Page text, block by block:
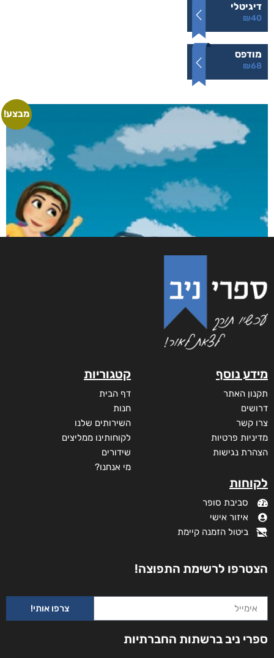
דיגיטלי
₪40
מודפס
₪68
מבצע!
₪35
–
₪ 58
₪68
₪58
₪35
מידע נוסף
תקנון האתר
דרושים
צרו קשר
מדיניות פרטיות
הצהרת נגישות
לקוחות
סביבת סופר
איזור אישי
ביטול הזמנה קיימת
קטגוריות
דף הבית
חנות
השירותים שלנו
לקוחותינו ממליצים
שידורים
מי אנחנו?
הצטרפו לרשימת התפוצה!
צרפו אותי!
ספרי ניב ברשתות החברתיות